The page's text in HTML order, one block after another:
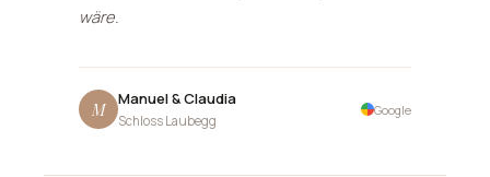
wäre.
M Manuel & Claudia
Schloss Laubegg
Google